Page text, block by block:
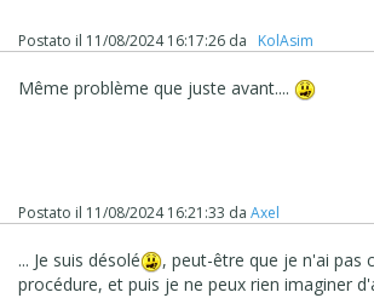
Pourtant l'ancre est bien index.html/#step1 !!!
Postato il 11/08/2024 16:17:26 da ‪ KolAsim ‪ ‪
Même problème que juste avant....
Postato il 11/08/2024 16:21:33 da Axel
... Je suis désolé
, peut-être que je n'ai pas
procédure, et puis je ne peux rien imaginer